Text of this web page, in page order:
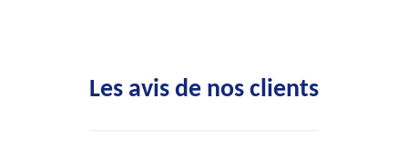
Les avis de nos clients